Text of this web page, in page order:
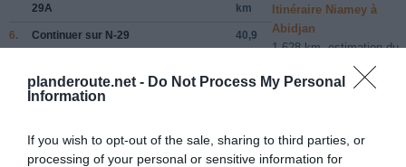
planderoute.net - Do Not Process My Personal
Information
If you wish to opt-out of the sale, sharing to third parties, or
processing of your personal or sensitive information for
29A
km
6. Continuer sur N-29
40,9
km
Continuer surN29
61,2
km
Itinéraire Niamey à
Abidjan
1 628 km, estimation du
temps 22 heures 8
temps 13 heures 34
minutes